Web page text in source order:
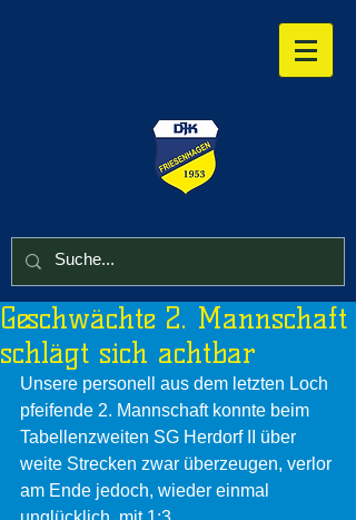
Geschwächte 2. Mannschaft
schlägt sich achtbar
Unsere personell aus dem letzten Loch
pfeifende 2. Mannschaft konnte beim
Tabellenzweiten SG Herdorf II über
weite Strecken zwar überzeugen, verlor
am Ende jedoch, wieder einmal